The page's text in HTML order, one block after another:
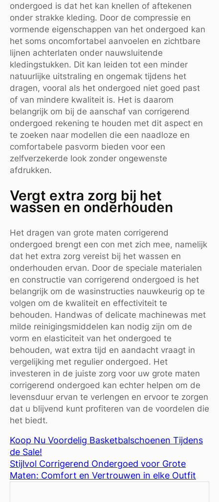
ondergoed is dat het kan knellen of aftekenen
onder strakke kleding. Door de compressie en
vormende eigenschappen van het ondergoed kan
het soms oncomfortabel aanvoelen en zichtbare
lijnen achterlaten onder nauwsluitende
kledingstukken. Dit kan leiden tot een minder
natuurlijke uitstraling en ongemak tijdens het
dragen, vooral als het ondergoed niet goed past
of van mindere kwaliteit is. Het is daarom
belangrijk om bij de aanschaf van corrigerend
ondergoed rekening te houden met dit aspect en
te zoeken naar modellen die een naadloze en
comfortabele pasvorm bieden voor een
zelfverzekerde look zonder ongewenste
afdrukken.
Vergt extra zorg bij het
wassen en onderhouden
Het dragen van grote maten corrigerend
ondergoed brengt een con met zich mee, namelijk
dat het extra zorg vereist bij het wassen en
onderhouden ervan. Door de speciale materialen
en constructie van corrigerend ondergoed is het
belangrijk om de wasinstructies nauwkeurig op te
volgen om de kwaliteit en effectiviteit te
behouden. Handwas of delicate machinewas met
milde reinigingsmiddelen kan nodig zijn om de
vorm en elasticiteit van het ondergoed te
behouden, wat extra tijd en aandacht vraagt in
vergelijking met regulier ondergoed. Het
investeren in de juiste zorg voor uw grote maten
corrigerend ondergoed kan echter helpen om de
levensduur ervan te verlengen en ervoor te zorgen
dat u blijvend kunt profiteren van de voordelen die
het biedt.
Koop Nu Voordelig Basketbalschoenen Tijdens
de Sale!
Stijlvol Corrigerend Ondergoed voor Grote
Maten: Comfort en Vertrouwen in elke Outfit